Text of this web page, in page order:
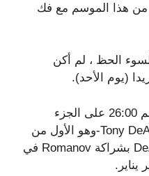
هذا الموسم مع فك
الحظ ، لم أكن
(يوم الأحد).
تزلج Pelech على ارتفاع موسم 26:00 على الجزء
العلوي من الزوجين مع Tony DeAngelo-وهو الأول من
هذا الموسم حيث قام DeAngelo بشراكة Romanov في
يناير.